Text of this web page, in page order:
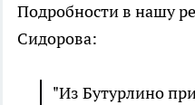
Подробности в нашу
Сидорова:
"Из Бутурлино